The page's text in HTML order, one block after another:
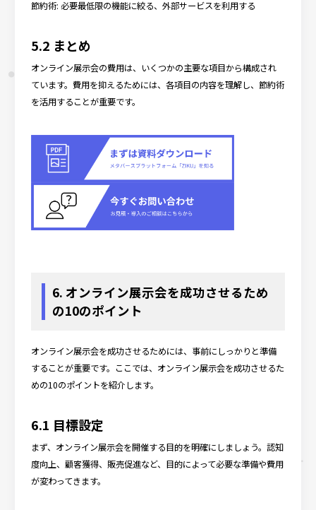
節約術: 必要最低限の機能に絞る、外部サービスを利用する
5.2 まとめ
オンライン展示会の費用は、いくつかの主要な項目から構成され
ています。費用を抑えるためには、各項目の内容を理解し、節約術
を活用することが重要です。
6. オンライン展示会を成功させるため
の10のポイント
オンライン展示会を成功させるためには、事前にしっかりと準備
することが重要です。ここでは、オンライン展示会を成功させるた
めの10のポイントを紹介します。
6.1 目標設定
まず、オンライン展示会を開催する目的を明確にしましょう。認知
度向上、顧客獲得、販売促進など、目的によって必要な準備や費用
が変わってきます。